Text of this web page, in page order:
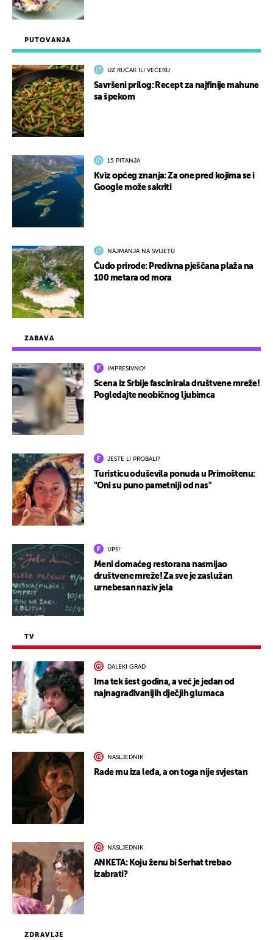
ZDRAVLJE
ZABAVA
IMPRESIVNO!
Scena iz Srbije fascinirala društvene mreže!
Pogledajte neobičnog ljubimca
JESTE LI PROBALI?
Turisticu oduševila ponuda u Primoštenu:
"Oni su puno pametniji od nas"
UPS!
Meni domaćeg restorana nasmijao
društvene mreže! Za sve je zaslužan
urnebesan naziv jela
TV
DALEKI GRAD
Ima tek šest godina, a već je jedan od
najnagrađivanijih dječjih glumaca
NASLJEDNIK
Rade mu iza leđa, a on toga nije svjestan
NASLJEDNIK
ANKETA: Koju ženu bi Serhat trebao
izabrati?
PUTOVANJA
UZ RUČAK ILI VEČERU
Savršeni prilog: Recept za najfinije mahune
sa špekom
15 PITANJA
Kviz općeg znanja: Za one pred kojima se i
Google može sakriti
NAJMANJA NA SVIJETU
Čudo prirode: Predivna pješčana plaža na
100 metara od mora